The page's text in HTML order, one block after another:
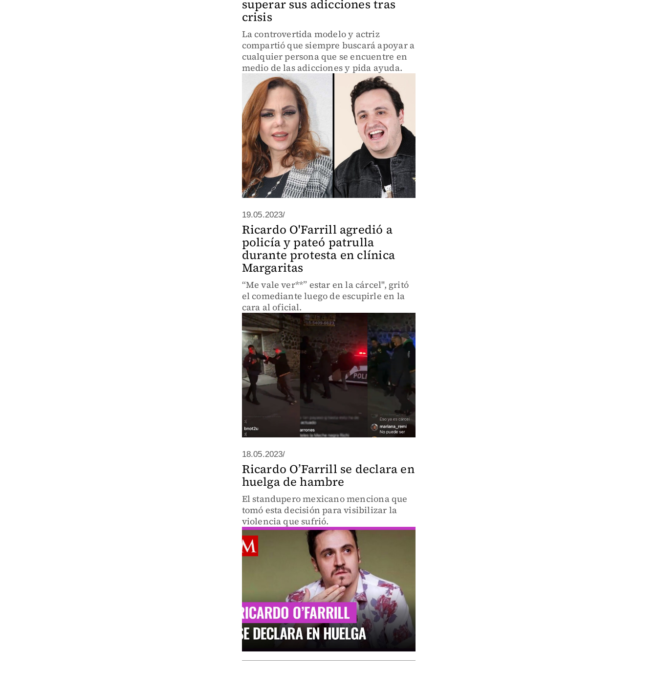
superar sus adicciones tras
crisis
La controvertida modelo y actriz
compartió que siempre buscará apoyar a
cualquier persona que se encuentre en
medio de las adicciones y pida ayuda.
19.05.2023/
Ricardo O'Farrill agredió a
policía y pateó patrulla
durante protesta en clínica
Margaritas
“Me vale ver**” estar en la cárcel", gritó
el comediante luego de escupirle en la
cara al oficial.
18.05.2023/
Ricardo O’Farrill se declara en
huelga de hambre
El standupero mexicano menciona que
tomó esta decisión para visibilizar la
violencia que sufrió.